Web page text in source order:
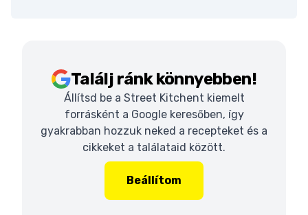
Találj ránk könnyebben!
Állítsd be a Street Kitchent kiemelt
forrásként a Google keresőben, így
gyakrabban hozzuk neked a recepteket és a
cikkeket a találataid között.
Beállítom